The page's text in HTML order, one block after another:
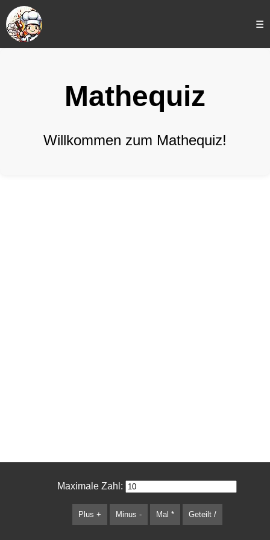
☰
Mathequiz
Willkommen zum Mathequiz!
Maximale Zahl:
Plus + Minus - Mal * Geteilt /